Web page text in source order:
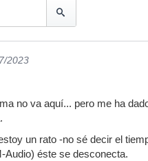
2023
no va aquí... pero me ha
un rato -no sé decir el
Audio) éste se desconecta.